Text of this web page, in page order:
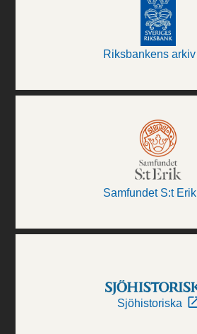
Riksbankens arkiv
Samfundet S:t Erik
Sjöhistoriska